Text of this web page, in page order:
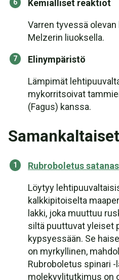
Kemialliset reaktiot
Varren tyvessä
Melzerin liuoksella.
Elinympäristö
Lämpimät
mykorritsoivat
(Fagus) kanssa.
Rubroboletus satanas
Löytyy
kalkkipitoiselta
lakki, joka muuttuu
siltä puuttuvat yleiset
kypsyessään. Se
on myrkyllinen,
Rubroboletus spinari
molekyylitutkimus on